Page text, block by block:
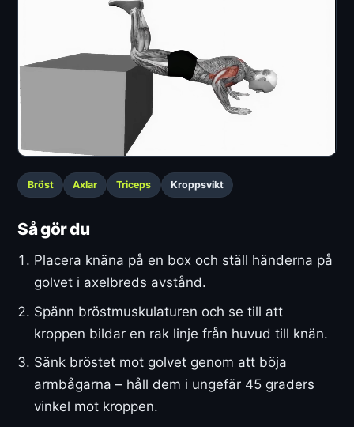
Bröst Axlar Triceps Kroppsvikt
Så gör du
Placera knäna på en box och ställ händerna på
golvet i axelbreds avstånd.
Spänn bröstmuskulaturen och se till att
kroppen bildar en rak linje från huvud till knän.
Sänk bröstet mot golvet genom att böja
armbågarna – håll dem i ungefär 45 graders
vinkel mot kroppen.